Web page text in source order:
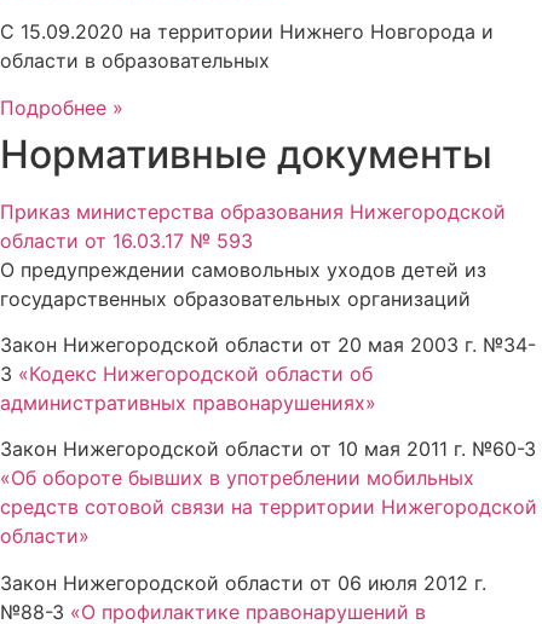
С 15.09.2020 на территории Нижнего Новгорода и
области в образовательных
Подробнее »
Нормативные документы
Приказ министерства образования Нижегородской
области от 16.03.17 № 593
О предупреждении самовольных уходов детей из
государственных образовательных организаций
Закон Нижегородской области от 20 мая 2003 г. №34-
З «Кодекс Нижегородской области об
административных правонарушениях»
Закон Нижегородской области от 10 мая 2011 г. №60-З
«Об обороте бывших в употреблении мобильных
средств сотовой связи на территории Нижегородской
области»
Закон Нижегородской области от 06 июля 2012 г.
№88-З «О профилактике правонарушений в